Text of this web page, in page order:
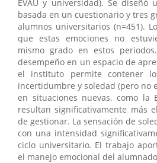
EVAU y universidad). Se diseñó
basada en un cuestionario y tres
alumnos universitarios (n=451).
que estas emociones no
mismo grado en estos
desempeño en un espacio de
el instituto permite contener
incertidumbre y soledad (pero no
en situaciones nuevas, como la
resultan significativamente más
de gestionar. La sensación de
con una intensidad
ciclo universitario. El trabajo
el manejo emocional del